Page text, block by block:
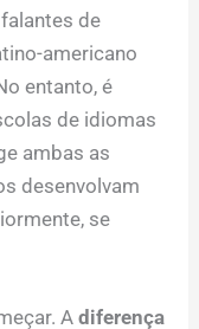
de
americano
entanto, é
de idiomas
ambas as
desenvolvam
se
Adiferença